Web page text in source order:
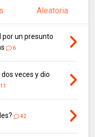
Aleatoria
por un presunto
6
veces y dio
11
42